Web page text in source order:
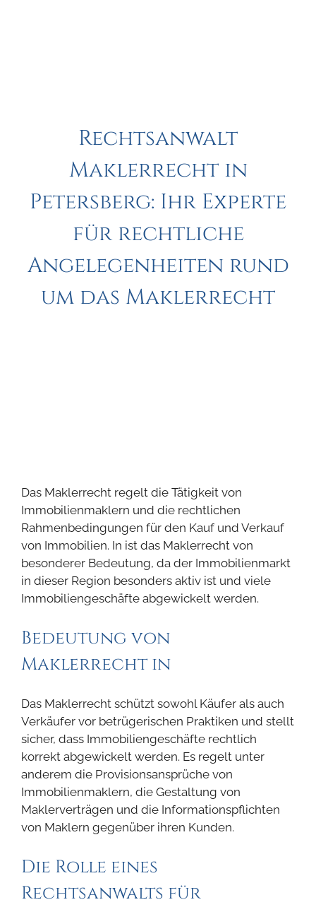
Rechtsanwalt
Maklerrecht in
Petersberg: Ihr Experte
für rechtliche
Angelegenheiten rund
um das Maklerrecht
Das Maklerrecht regelt die Tätigkeit von
Immobilienmaklern und die rechtlichen
Rahmenbedingungen für den Kauf und Verkauf
von Immobilien. In ist das Maklerrecht von
besonderer Bedeutung, da der Immobilienmarkt
in dieser Region besonders aktiv ist und viele
Immobiliengeschäfte abgewickelt werden.
Bedeutung von
Maklerrecht in
Das Maklerrecht schützt sowohl Käufer als auch
Verkäufer vor betrügerischen Praktiken und stellt
sicher, dass Immobiliengeschäfte rechtlich
korrekt abgewickelt werden. Es regelt unter
anderem die Provisionsansprüche von
Immobilienmaklern, die Gestaltung von
Maklerverträgen und die Informationspflichten
von Maklern gegenüber ihren Kunden.
Die Rolle eines
Rechtsanwalts für